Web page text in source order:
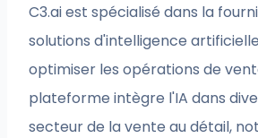
C3.ai est spécialisé dans la
solutions d'intelligence
optimiser les opérations de
plateforme intègre l'IA dans
secteur de la vente au détail,